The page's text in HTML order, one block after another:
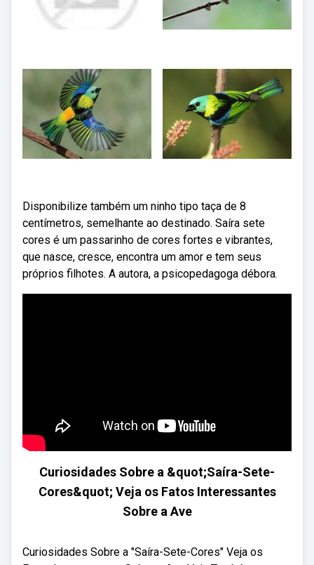
Disponibilize também um ninho tipo taça de 8
centímetros, semelhante ao destinado. Saíra sete
cores é um passarinho de cores fortes e vibrantes,
que nasce, cresce, encontra um amor e tem seus
próprios filhotes. A autora, a psicopedagoga débora.
Curiosidades Sobre a &quot;Saíra-Sete-
Cores&quot; Veja os Fatos Interessantes
Sobre a Ave
Curiosidades Sobre a "Saíra-Sete-Cores" Veja os